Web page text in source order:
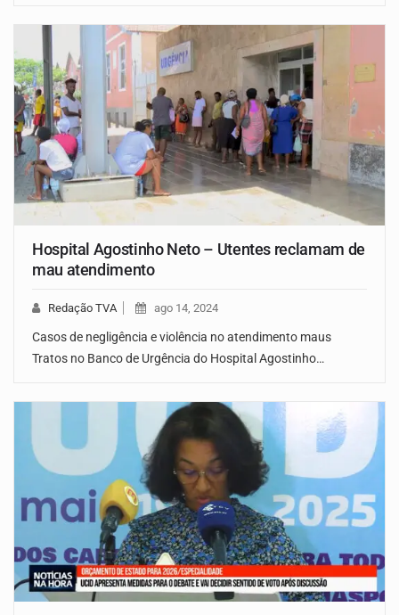
Hospital Agostinho Neto – Utentes reclamam de
mau atendimento
Redação TVA ago 14, 2024
Casos de negligência e violência no atendimento maus
Tratos no Banco de Urgência do Hospital Agostinho…